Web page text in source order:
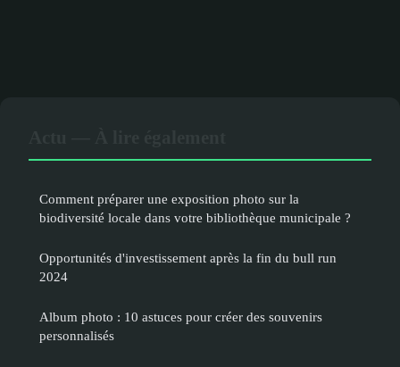
Comment préparer une exposition photo sur la
biodiversité locale dans votre bibliothèque municipale ?
Opportunités d'investissement après la fin du bull run
2024
Album photo : 10 astuces pour créer des souvenirs
personnalisés